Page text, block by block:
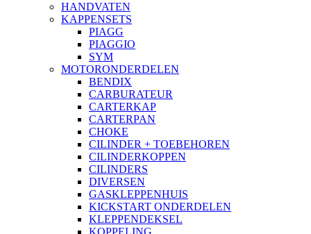
HANDVATEN
KAPPENSETS
PIAGG
PIAGGIO
SYM
MOTORONDERDELEN
BENDIX
CARBURATEUR
CARTERKAP
CARTERPAN
CHOKE
CILINDER + TOEBEHOREN
CILINDERKOPPEN
CILINDERS
DIVERSEN
GASKLEPPENHUIS
KICKSTART ONDERDELEN
KLEPPENDEKSEL